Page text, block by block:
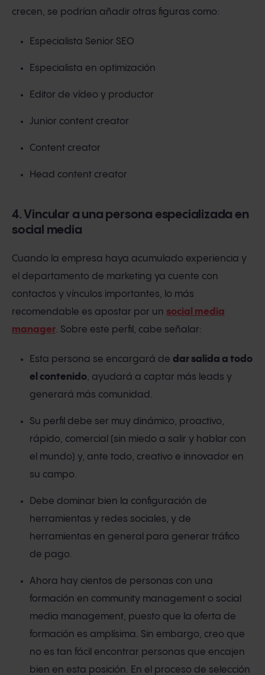
crecen, se podrían añadir otras figuras como:
Especialista Senior SEO
Especialista en optimización
Editor de vídeo y productor
Junior content creator
Content creator
Head content creator
4. Vincular a una persona especializada en
social media
Cuando la empresa haya acumulado experiencia y
el departamento de marketing ya cuente con
contactos y vínculos importantes, lo más
recomendable es apostar por un social media
manager. Sobre este perfil, cabe señalar:
Esta persona se encargará de dar salida a todo
el contenido, ayudará a captar más leads y
generará más comunidad.
Su perfil debe ser muy dinámico, proactivo,
rápido, comercial (sin miedo a salir y hablar con
el mundo) y, ante todo, creativo e innovador en
su campo.
Debe dominar bien la configuración de
herramientas y redes sociales, y de
herramientas en general para generar tráfico
de pago.
Ahora hay cientos de personas con una
formación en community management o social
media management, puesto que la oferta de
formación es amplísima. Sin embargo, creo que
no es tan fácil encontrar personas que encajen
bien en esta posición. En el proceso de selección